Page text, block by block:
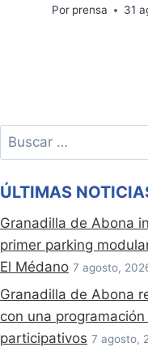
Por prensa 31
Buscar:
ÚLTIMAS
Granadilla de Abona
primer parking
El Médano 7 agosto,
Granadilla de Abona
con una
participativos 7 agosto,